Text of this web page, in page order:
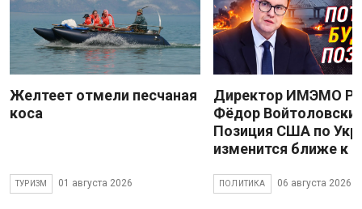
Желтеет отмели песчаная
коса
ТУРИЗМ 01 августа 2026
Директор ИМЭМО
Фёдор
Позиция США по
изменится ближе к
ПОЛИТИКА 06 августа 2026